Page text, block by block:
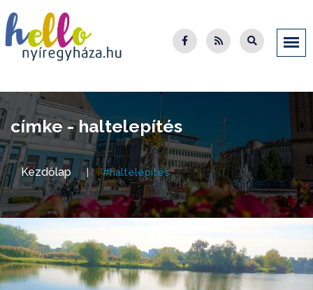
címke - haltelepítés
Kezdőlap #haltelepítés